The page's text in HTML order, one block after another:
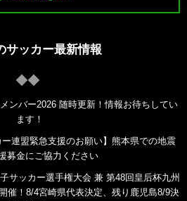
サッカー最新情報
ンバー2026 随時更新！情報お待ちしてい
ます！
ー連盟緊急支援のお願い】熊本県での地震
募金にご協力ください
サッカー選手権大会 兼 第48回皇后杯九州
催！8/4宮崎県代表決定、残り鹿児島8/9決